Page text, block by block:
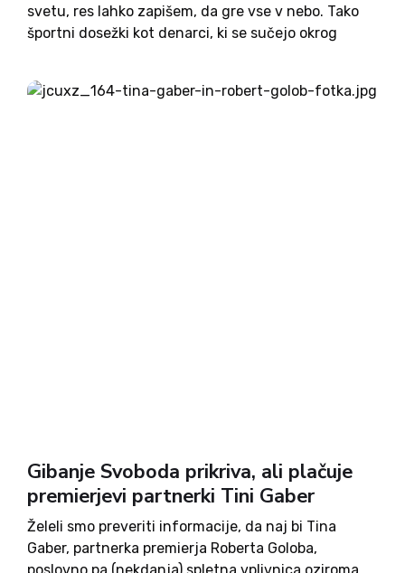
svetu, res lahko zapišem, da gre vse v nebo. Tako
športni dosežki kot denarci, ki se sučejo okrog
redko zmanjka. Ko že misliš, da...
Gibanje Svoboda prikriva, ali plačuje
premierjevi partnerki Tini Gaber
Želeli smo preveriti informacije, da naj bi Tina
Gaber, partnerka premierja Roberta Goloba,